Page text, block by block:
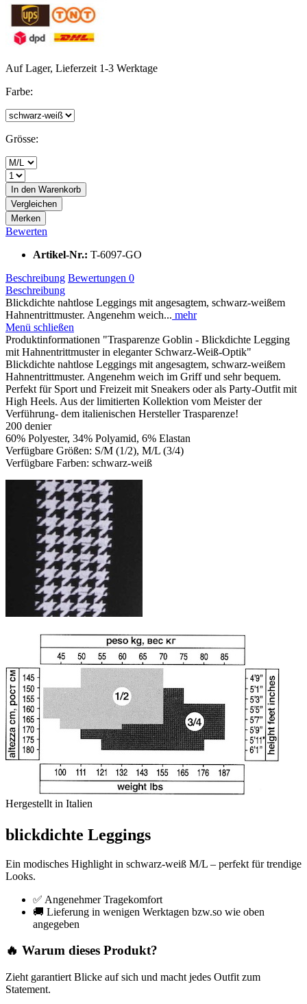
Auf Lager, Lieferzeit 1-3 Werktage
Farbe:
Grösse:
In den Warenkorb
Vergleichen
Merken
Bewerten
Artikel-Nr.: T-6097-GO
Beschreibung Bewertungen 0
Beschreibung
Blickdichte nahtlose Leggings mit angesagtem, schwarz-weißem
Hahnentrittmuster. Angenehm weich... mehr
Menü schließen
Produktinformationen "Trasparenze Goblin - Blickdichte Legging
mit Hahnentrittmuster in eleganter Schwarz-Weiß-Optik"
Blickdichte nahtlose Leggings mit angesagtem, schwarz-weißem
Hahnentrittmuster. Angenehm weich im Griff und sehr bequem.
Perfekt für Sport und Freizeit mit Sneakers oder als Party-Outfit mit
High Heels. Aus der limitierten Kollektion vom Meister der
Verführung- dem italienischen Hersteller Trasparenze!
200 denier
60% Polyester, 34% Polyamid, 6% Elastan
Verfügbare Größen: S/M (1/2), M/L (3/4)
Verfügbare Farben: schwarz-weiß
Hergestellt in Italien
blickdichte Leggings
Ein modisches Highlight in schwarz-weiß M/L – perfekt für trendige
Looks.
✅ Angenehmer Tragekomfort
🚚 Lieferung in wenigen Werktagen bzw.so wie oben
angegeben
🔥 Warum dieses Produkt?
Zieht garantiert Blicke auf sich und macht jedes Outfit zum
Statement.